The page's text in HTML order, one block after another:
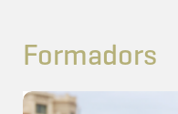
Formadors